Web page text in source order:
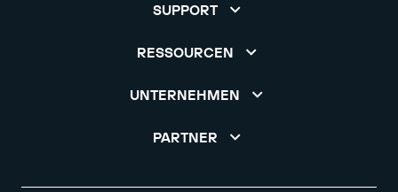
SUPPORT
RESSOURCEN
UNTERNEHMEN
PARTNER